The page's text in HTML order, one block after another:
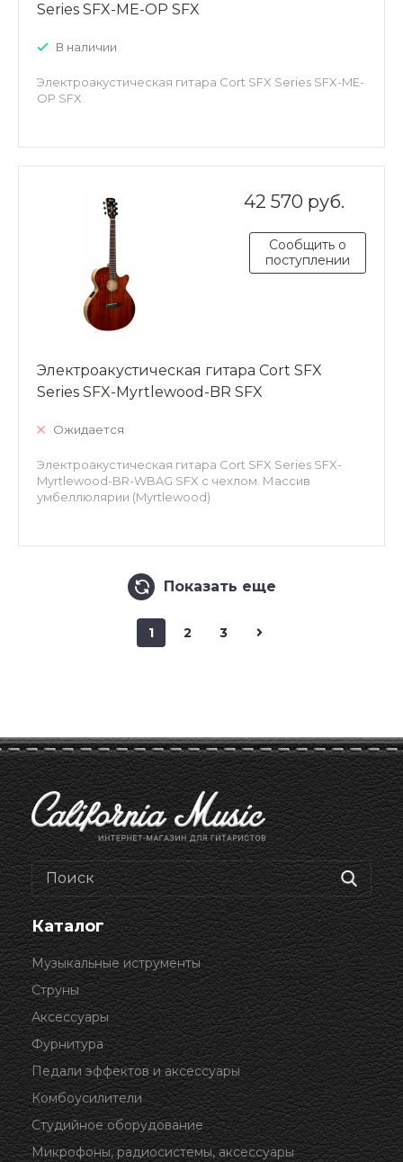
Series SFX-ME-OP SFX
В наличии
Электроакустическая гитара Cort SFX Series SFX-ME-
OP SFX
42 570 руб.
Сообщить о
поступлении
Электроакустическая гитара Cort SFX
Series SFX-Myrtlewood-BR SFX
Ожидается
Электроакустическая гитара Cort SFX Series SFX-
Myrtlewood-BR-WBAG SFX с чехлом. Массив
умбеллюлярии (Myrtlewood)
Показать еще
1 2 3
Каталог
Музыкальные иструменты
Струны
Аксессуары
Фурнитура
Педали эффектов и аксессуары
Комбоусилители
Студийное оборудование
Микрофоны, радиосистемы, аксессуары